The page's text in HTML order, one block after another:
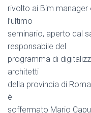
rivolto ai Bim
l’ultimo
seminario, aperto dal
responsabile del
programma di
architetti
della provincia di
è
soffermato Mario